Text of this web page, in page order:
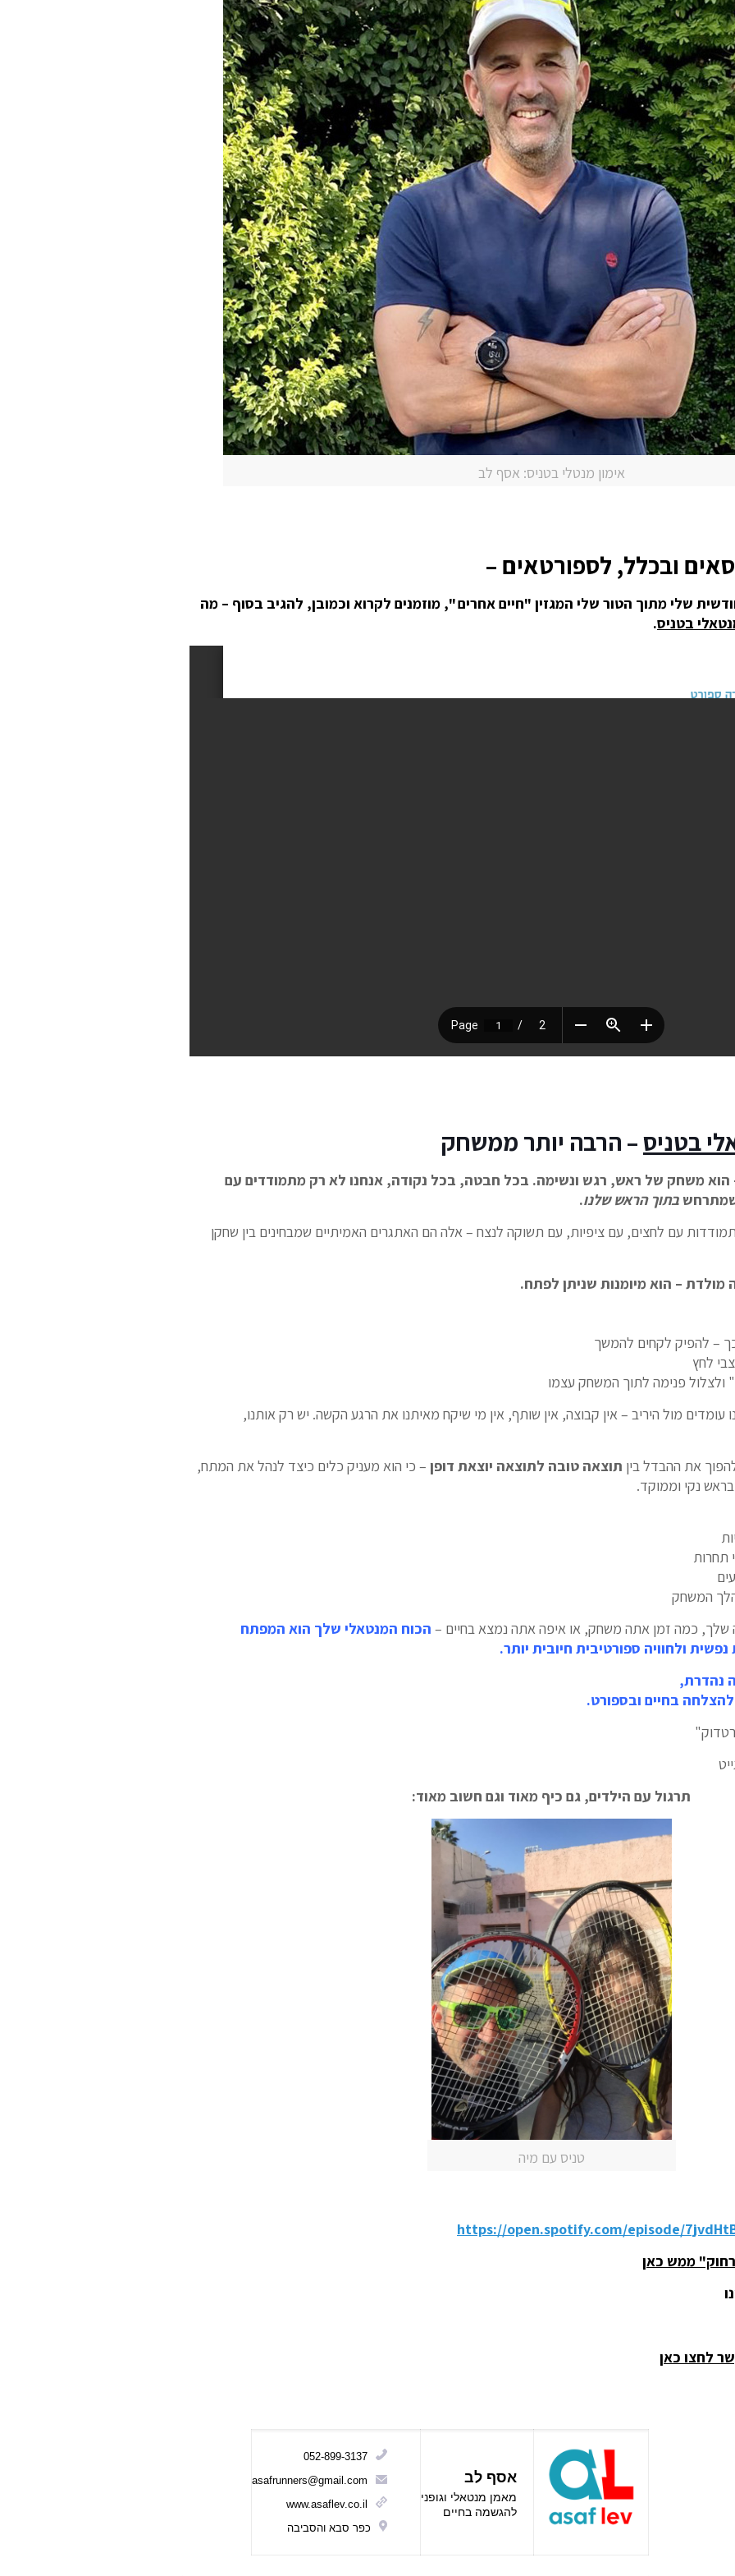
אימון מנטלי בטניס: אסף לב
ובכלל, לספורטאים –
שלי מתוך הטור שלי המגזין "חיים אחרים ", מוזמנים לקרוא וכמובן, להגיב בסוף – מה
בטניס.
בטניס– הרבה יותר ממשחק
הוא משחק של ראש, רגש ונשימה. בכל חבטה, בכל נקודה, אנחנו לא רק מתמודדים עם
שמתרחש בתוך הראש שלנו.
עם לחצים, עם ציפיות, עם תשוקה לנצח – אלה הם האתגרים האמיתיים שמבחינים בין שחקן
מולדת – הוא מיומנות שניתן לפתח.
– להפיק לקחים להמשך
לחץ
ולצלול פנימה לתוך המשחק עצמו
עומדים מול היריב – אין קבוצה, אין שותף, אין מי שיקח מאיתנו את הרגע הקשה. יש רק אותנו,
את ההבדל בין תוצאה טובה לתוצאה יוצאת דופן – כי הוא מעניק כלים כיצד לנהל את המתח,
נקי וממוקד.
תחרות
המשחק
שלך, כמה זמן אתה משחק, או איפה אתה נמצא בחיים – הכוח המנטאלי שלך הוא המפתח
ולחוויה ספורטיבית חיובית יותר.
נהדרת,
להצלחה בחיים ובספורט.
תרגול עם הילדים, גם כיף מאוד וגם חשוב מאוד:
טניס עם מיה
https://open.spotify.com/episode/
ממש כאן
לחצו כאן
אסף לב
מאמן מנטאלי וגופני
להגשמה בחיים
052-899-3137
asafrunners@gmail.com
www.asaflev.co.il
כפר סבא והסביבה